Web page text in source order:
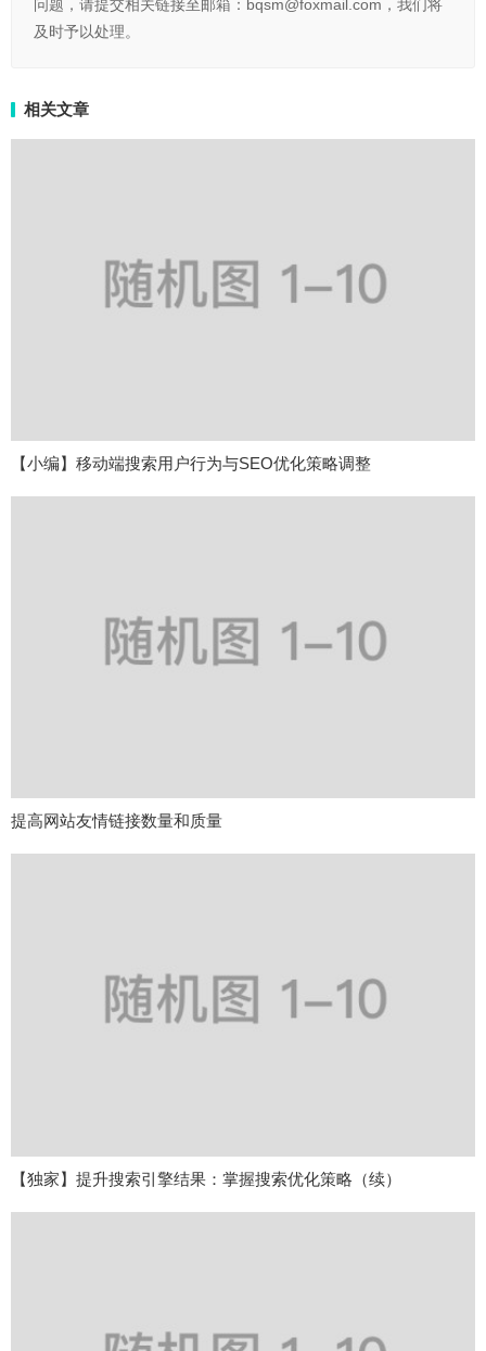
问题，请提交相关链接至邮箱：bqsm@foxmail.com，我们将
及时予以处理。
相关文章
【小编】移动端搜索用户行为与SEO优化策略调整
提高网站友情链接数量和质量
【独家】提升搜索引擎结果：掌握搜索优化策略（续）